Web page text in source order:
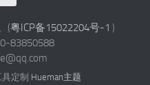
(粤ICP备15022204号-1 )
83850588
定制 Hueman主题